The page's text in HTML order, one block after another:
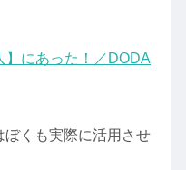
】にあった！／DODA
くも実際に活用させ